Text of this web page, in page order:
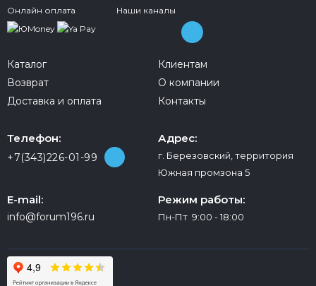
Онлайн оплата Наши каналы
Каталог
Возврат
Доставка и оплата
Клиентам
О компании
Контакты
Телефон:
+7(343)226-01-99
Адрес:
г. Березовский, территория
Южная промзона 5
E-mail:
info@forum196.ru
Режим работы:
Пн-Пт 9:00 - 18:00